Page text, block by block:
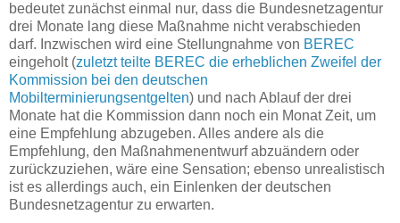
bedeutet zunächst einmal nur, dass die Bundesnetzagentur
drei Monate lang diese Maßnahme nicht verabschieden
darf. Inzwischen wird eine Stellungnahme von BEREC
eingeholt (zuletzt teilte BEREC die erheblichen Zweifel der
Kommission bei den deutschen
Mobilterminierungsentgelten) und nach Ablauf der drei
Monate hat die Kommission dann noch ein Monat Zeit, um
eine Empfehlung abzugeben. Alles andere als die
Empfehlung, den Maßnahmenentwurf abzuändern oder
zurückzuziehen, wäre eine Sensation; ebenso unrealistisch
ist es allerdings auch, ein Einlenken der deutschen
Bundesnetzagentur zu erwarten.